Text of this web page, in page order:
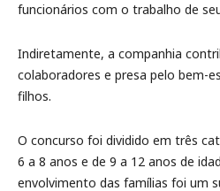
funcionários com o trabalho de
Indiretamente, a companhia
colaboradores e presa pelo bem-
filhos.
O concurso foi dividido em três
6 a 8 anos e de 9 a 12 anos de
envolvimento das famílias foi um